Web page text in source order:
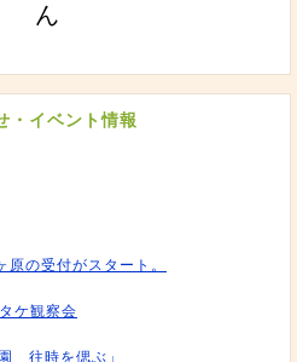
ん
・イベント情報
の受付がスタート。
ケ観察会
往時を偲ぶ」